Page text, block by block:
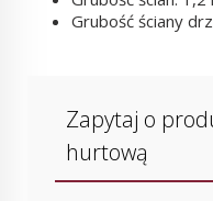
Grubość ściany
Zapytaj o
hurtową